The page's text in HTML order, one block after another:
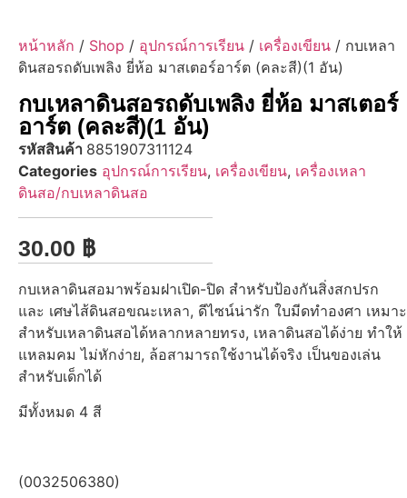
หน้าหลัก / Shop / อุปกรณ์การเรียน / เครื่องเขียน / กบเหลา
ดินสอรถดับเพลิง ยี่ห้อ มาสเตอร์อาร์ต (คละสี)(1 อัน)
กบเหลาดินสอรถดับเพลิง ยี่ห้อ มาสเตอร์
อาร์ต (คละสี)(1 อัน)
รหัสสินค้า 8851907311124
Categories อุปกรณ์การเรียน, เครื่องเขียน, เครื่องเหลา
ดินสอ/กบเหลาดินสอ
30.00 ฿
กบเหลาดินสอมาพร้อมฝาเปิด-ปิด สำหรับป้องกันสิ่งสกปรก
และ เศษไส้ดินสอขณะเหลา, ดีไซน์น่ารัก ใบมีดทำองศา เหมาะ
สำหรับเหลาดินสอได้หลากหลายทรง, เหลาดินสอได้ง่าย ทำให้
แหลมคม ไม่หักง่าย, ล้อสามารถใช้งานได้จริง เป็นของเล่น
สำหรับเด็กได้
มีทั้งหมด 4 สี
(0032506380)